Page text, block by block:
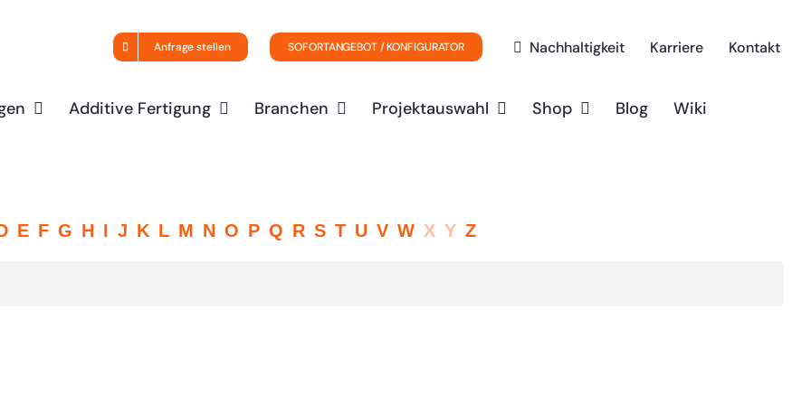
Anfrage stellen SOFORTANGEBOT / KONFIGURATOR Nachhaltigkeit Karriere Kontakt
Additive Fertigung Branchen Projektauswahl Shop Blog Wiki
E F G H I J K L M N O P Q R S T U V W X Y Z